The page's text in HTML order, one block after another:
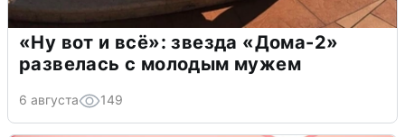
«Ну вот и всё»: звезда «Дома-2»
развелась с молодым мужем
6 августа 149